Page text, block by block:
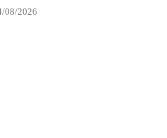
08/2026